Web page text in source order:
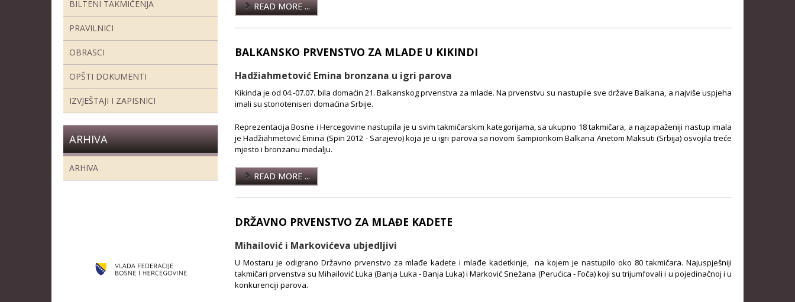
BILTENI TAKMIČENJA
PRAVILNICI
OBRASCI
OPŠTI DOKUMENTI
IZVJEŠTAJI I ZAPISNICI
ARHIVA
ARHIVA
READ MORE ...
BALKANSKO PRVENSTVO ZA MLADE U KIKINDI
Hadžiahmetović Emina bronzana u igri parova
Kikinda je od 04.-07.07. bila domaćin 21. Balkanskog prvenstva za mlade. Na prvenstvu su nastupile sve države Balkana, a najviše uspjeha
imali su stonoteniseri domaćina Srbije.
Reprezentacija Bosne i Hercegovine nastupila je u svim takmičarskim kategorijama, sa ukupno 18 takmičara, a najzapaženiji nastup imala
je Hadžiahmetović Emina (Spin 2012 - Sarajevo) koja je u igri parova sa novom šampionkom Balkana Anetom Maksuti (Srbija) osvojila treće
mjesto i bronzanu medalju.
READ MORE ...
DRŽAVNO PRVENSTVO ZA MLAĐE KADETE
Mihailović i Markovićeva ubjedljivi
U Mostaru je odigrano Državno prvenstvo za mlađe kadete i mlađe kadetkinje, na kojem je nastupilo oko 80 takmičara. Najuspješniji
takmičari prvenstva su Mihailović Luka (Banja Luka - Banja Luka) i Marković Snežana (Perućica - Foča) koji su trijumfovali i u pojedinačnoj i u
konkurenciji parova.